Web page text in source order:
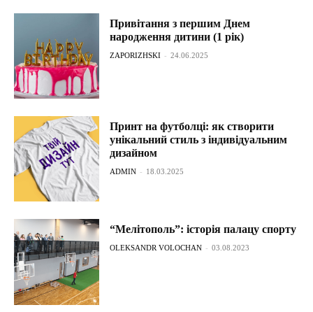
Привітання з першим Днем
народження дитини (1 рік)
ZAPORIZHSKI - 24.06.2025
Принт на футболці: як створити
унікальний стиль з індивідуальним
дизайном
ADMIN - 18.03.2025
“Мелітополь”: історія палацу спорту
OLEKSANDR VOLOCHAN - 03.08.2023